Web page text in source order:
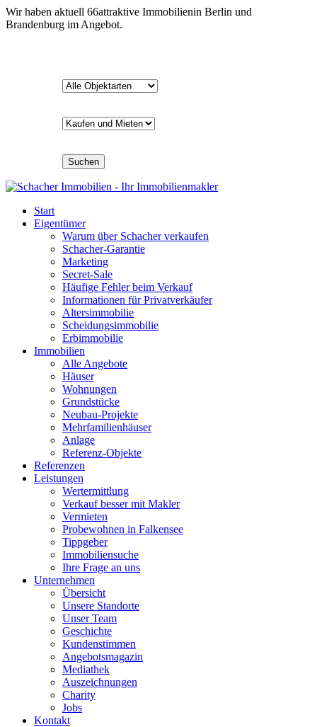
Wir haben aktuell 66attraktive Immobilienin Berlin und
Brandenburg im Angebot.
Suchen
Start
Eigentümer
Warum über Schacher verkaufen
Schacher-Garantie
Marketing
Secret-Sale
Häufige Fehler beim Verkauf
Informationen für Privatverkäufer
Altersimmobilie
Scheidungsimmobilie
Erbimmobilie
Immobilien
Alle Angebote
Häuser
Wohnungen
Grundstücke
Neubau-Projekte
Mehrfamilienhäuser
Anlage
Referenz-Objekte
Referenzen
Leistungen
Wertermittlung
Verkauf besser mit Makler
Vermieten
Probewohnen in Falkensee
Tippgeber
Immobiliensuche
Ihre Frage an uns
Unternehmen
Übersicht
Unsere Standorte
Unser Team
Geschichte
Kundenstimmen
Angebotsmagazin
Mediathek
Auszeichnungen
Charity
Jobs
Kontakt